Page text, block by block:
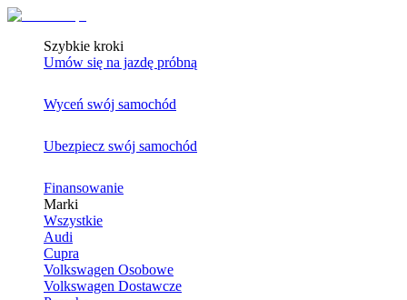
Szybkie kroki
Umów się na jazdę próbną
Wyceń swój samochód
Ubezpiecz swój samochód
Finansowanie
Marki
Wszystkie
Audi
Cupra
Volkswagen Osobowe
Volkswagen Dostawcze